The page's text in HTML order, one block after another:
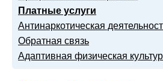
Платные услуги
Антинаркотическая
Обратная связь
Адаптивная физическая